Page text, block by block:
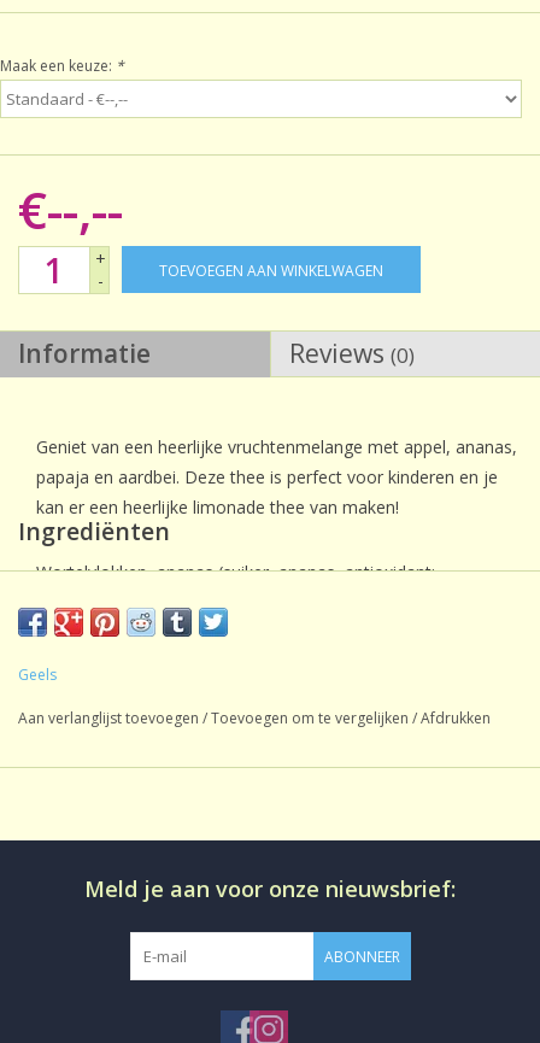
Sale!
Laatste kans!
Maak een keuze: *
€--,--
+
-
TOEVOEGEN AAN WINKELWAGEN
Informatie Reviews (0)
Geniet van een heerlijke vruchtenmelange met appel, ananas,
papaja en aardbei. Deze thee is perfect voor kinderen en je
kan er een heerlijke limonade thee van maken!
Ingrediënten
Wortelvlokken, ananas (suiker, ananas, antioxidant:
vlierbessen, rode biet, aroma, stukjes aardbei.
Geels
Aan verlanglijst toevoegen /Toevoegen om te vergelijken /Afdrukken
Meld je aan voor onze nieuwsbrief:
ABONNEER